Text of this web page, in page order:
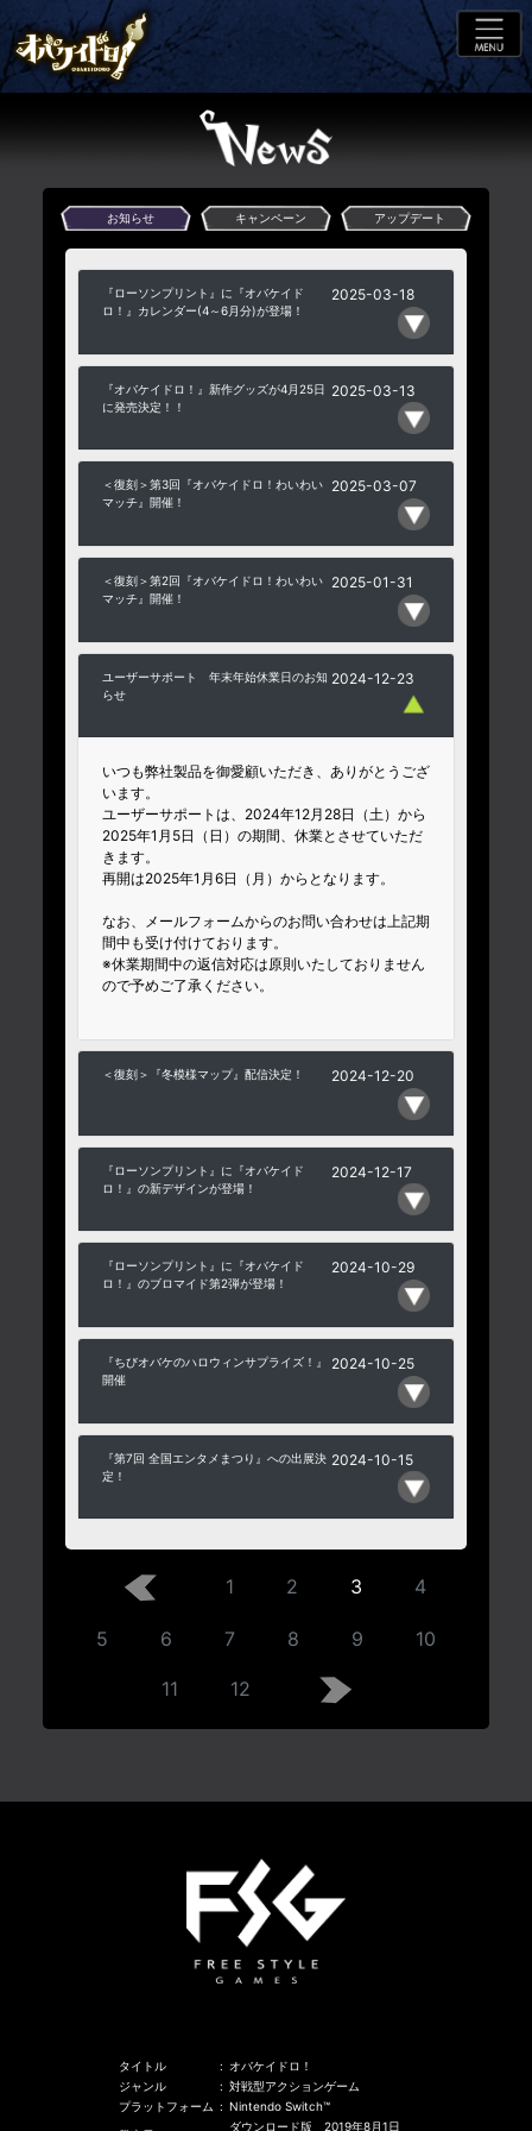
お知らせ キャンペーン アップデート
『ローソンプリント』に『オバケイド
ロ！』カレンダー(4～6月分)が登場！
2025-03-18
『オバケイドロ！』新作グッズが4月25日
に発売決定！！
2025-03-13
＜復刻＞第3回『オバケイドロ！わいわい
マッチ』開催！
2025-03-07
＜復刻＞第2回『オバケイドロ！わいわい
マッチ』開催！
2025-01-31
ユーザーサポート 年末年始休業日のお知
らせ
2024-12-23
いつも弊社製品を御愛顧いただき、ありがとうござ
います。
ユーザーサポートは、2024年12月28日（土）から
2025年1月5日（日）の期間、休業とさせていただ
きます。
再開は2025年1月6日（月）からとなります。
なお、メールフォームからのお問い合わせは上記期
間中も受け付けております。
※休業期間中の返信対応は原則いたしておりません
ので予めご了承ください。
＜復刻＞『冬模様マップ』配信決定！ 2024-12-20
『ローソンプリント』に『オバケイド
ロ！』の新デザインが登場！
2024-12-17
『ローソンプリント』に『オバケイド
ロ！』のブロマイド第2弾が登場！
2024-10-29
『ちびオバケのハロウィンサプライズ！』
開催
2024-10-25
『第7回 全国エンタメまつり』への出展決
定！
2024-10-15
1 2 3 4
5 6 7 8 9 10
11 12
タイトル : オバケイドロ！
ジャンル
: 対戦型アクションゲーム
プラットフォーム : Nintendo Switch™
ダウンロード版 2019年8月1日